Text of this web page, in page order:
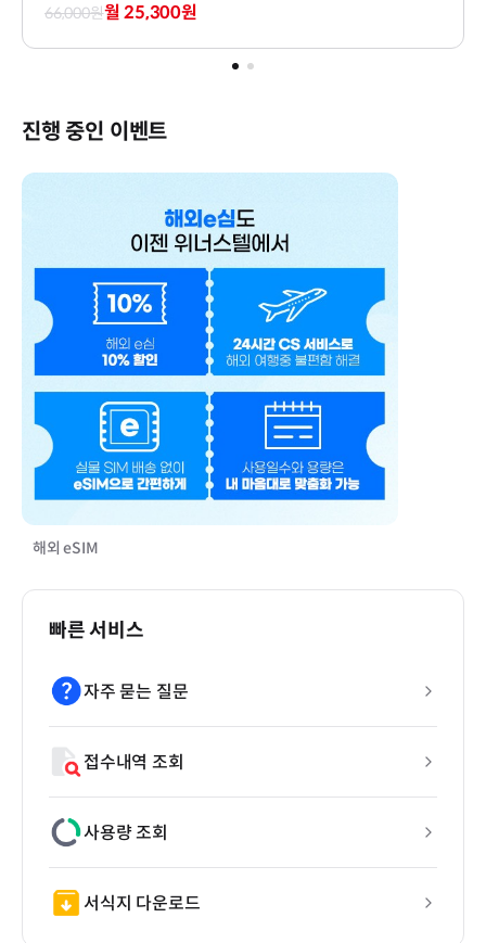
66,000원월 25,300원
진행 중인 이벤트
해외 eSIM
빠른 서비스
자주 묻는 질문
접수내역 조회
사용량 조회
서식지 다운로드